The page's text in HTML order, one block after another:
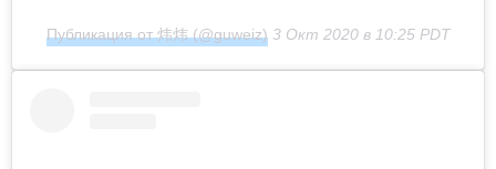
Публикация от 炜炜 (@guweiz) 3 Окт 2020 в 10:25 PDT